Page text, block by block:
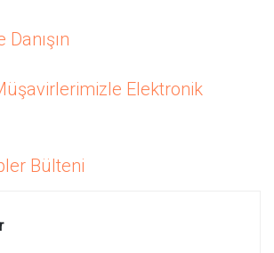
Elektronik
Bülteni